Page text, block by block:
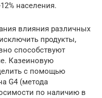
населения.
влияния различных
продукты,
способствуют
Казеиновую
с помощью
G4 (метода
по наличию в